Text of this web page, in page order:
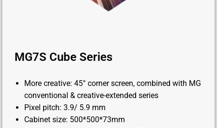
MG7S Cube Series
More creative: 45° corner screen, combined with MG
conventional & creative-extended series
Pixel pitch: 3.9/ 5.9 mm
Cabinet size: 500*500*73mm